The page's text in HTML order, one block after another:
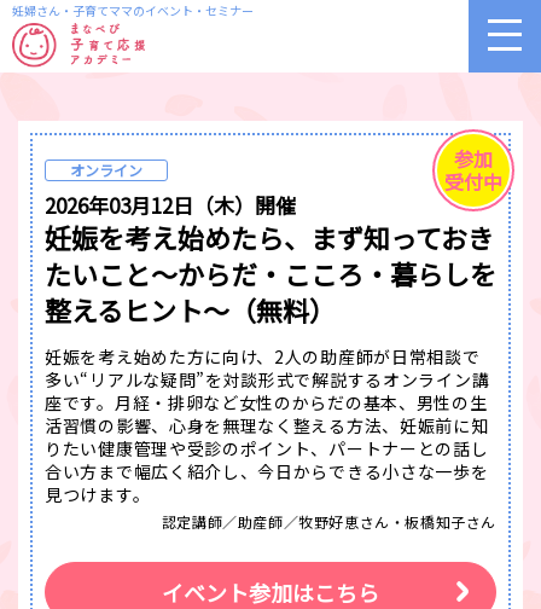
妊婦さん・子育てママのイベント・セミナー
オンライン
2026年03月12日（木）開催
参加
受付中
妊娠を考え始めたら、まず知っておき
たいこと～からだ・こころ・暮らしを
整えるヒント～（無料）
妊娠を考え始めた方に向け、2人の助産師が日常相談で
多い“リアルな疑問”を対談形式で解説するオンライン講
座です。月経・排卵など女性のからだの基本、男性の生
活習慣の影響、心身を無理なく整える方法、妊娠前に知
りたい健康管理や受診のポイント、パートナーとの話し
合い方まで幅広く紹介し、今日からできる小さな一歩を
見つけます。
認定講師／助産師／牧野好恵さん・板橋知子さん
イベント参加はこちら